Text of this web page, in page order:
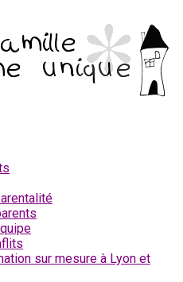
sur mesure à Lyon et